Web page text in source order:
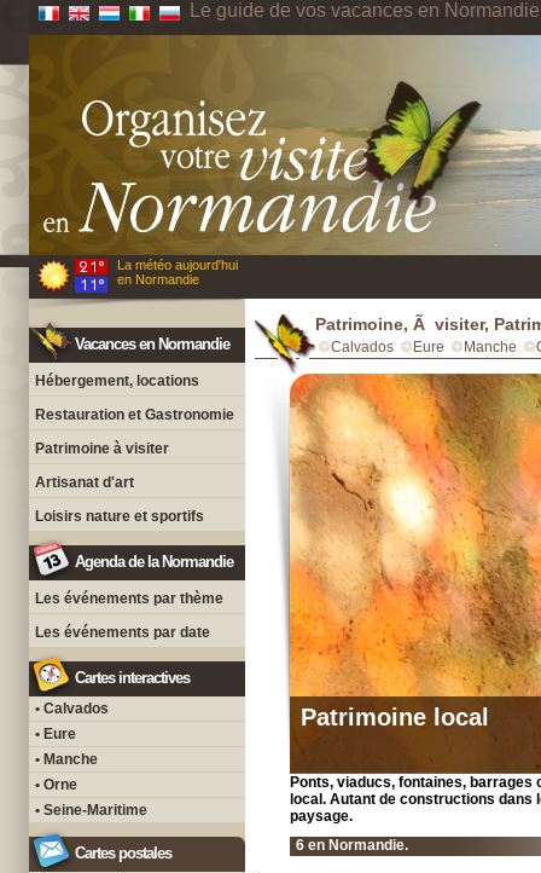
Le guide de vos vacances en Normandie
La météo aujourd'hui
en Normandie
Vacances en Normandie
Hébergement, locations
Restauration et Gastronomie
Patrimoine à visiter
Artisanat d'art
Loisirs nature et sportifs
Agenda de la Normandie
Les événements par thème
Les événements par date
Cartes interactives
• Calvados
• Eure
• Manche
• Orne
• Seine-Maritime
Cartes postales
Patrimoine, Ã visiter,
Calvados Eure Manche
Patrimoine local
Ponts, viaducs, fontaines,
local. Autant de constructions
paysage.
6 en Normandie.